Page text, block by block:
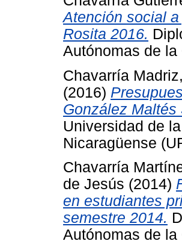
Atención social
Rosita 2016.
Autónomas de
Chavarría
(2016)
González
Universidad de
Nicaragüense
Chavarría
de Jesús (2014)
en estudiantes
semestre 2014.
Autónomas de